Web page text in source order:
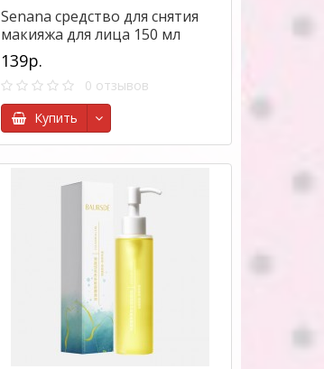
Senana средство для снятия
макияжа для лица 150 мл
139р.
0 отзывов
Купить